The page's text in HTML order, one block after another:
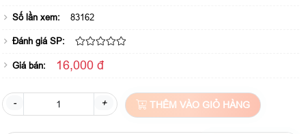
Số lần xem: 83162
Đánh giá SP:
Giá bán: 16,000 đ
- + THÊM VÀO GIỎ HÀNG